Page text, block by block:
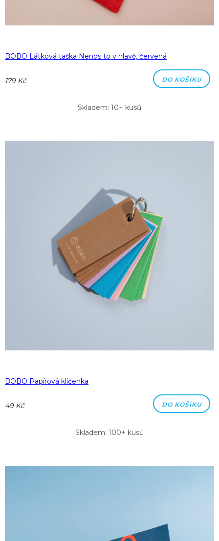
BOBO Látková taška Nenos to v hlavě, červená
179 Kč DO KOŠÍKU
Skladem: 10+ kusů
BOBO Papírová klíčenka
49 Kč DO KOŠÍKU
Skladem: 100+ kusů